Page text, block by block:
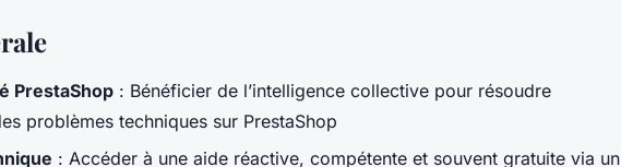
e-commerce
PrestaShop : Bénéficier de l’intelligence collective pour résoudre
problèmes techniques sur PrestaShop
: Accéder à une aide réactive, compétente et souvent gratuite via un